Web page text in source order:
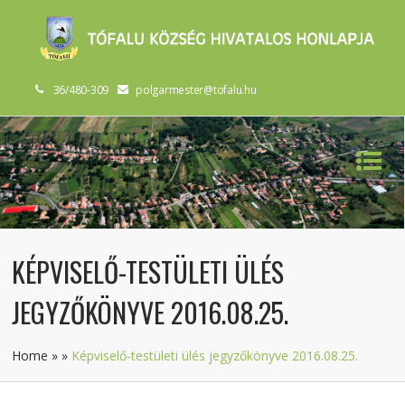
36/480-309 polgarmester@tofalu.hu
KÉPVISELŐ-TESTÜLETI ÜLÉS
JEGYZŐKÖNYVE 2016.08.25.
Home » » Képviselő-testületi ülés jegyzőkönyve 2016.08.25.